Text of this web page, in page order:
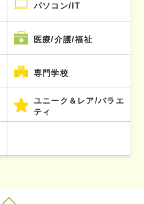
パソコン/IT
医療/介護/福祉
専門学校
ユニーク＆レア/バラエ
ティ